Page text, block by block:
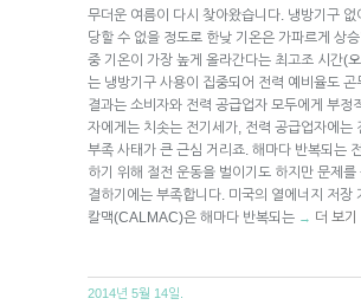
무더운 여름이 다시 찾아왔습니다. 냉방기구 없
당할 수 없을 정도로 한낮 기온은 가파르게 상
중 기온이 가장 높게 올라간다는 최고조 시간(
는 냉방기구 사용이 집중되어 전력 예비율도 곤
결과는 소비자와 전력 공급업자 모두에게 부정
자에게는 치솟는 전기세가, 전력 공급업자에는
부족 사태가 큰 근심 거리죠. 해마다 반복되는
하기 위해 절전 운동을 벌이기도 하지만 문제를
결하기에는 부족합니다. 미국의 열에너지 저장
칼맥(CALMAC)은 해마다 반복되는 → 더 보기
2014년 5월 14일.